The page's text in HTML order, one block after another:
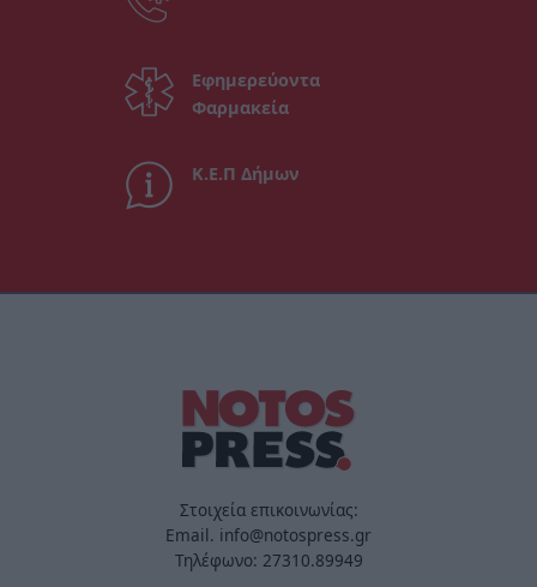
Εφημερεύοντα
Φαρμακεία
Κ.Ε.Π Δήμων
Στοιχεία επικοινωνίας:
Email. info@notospress.gr
Τηλέφωνο: 27310.89949